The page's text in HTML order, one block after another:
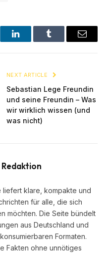
LinkedInTumblr Email
NEXT ARTICLE
Sebastian Lege Freundin
und seine Freundin – Was
wir wirklich wissen (und
was nicht)
liefert klare, kompakte und
für alle, die sich
möchten. Die Seite bündelt
aus Deutschland und
Formaten.
Fakten ohne unnötiges